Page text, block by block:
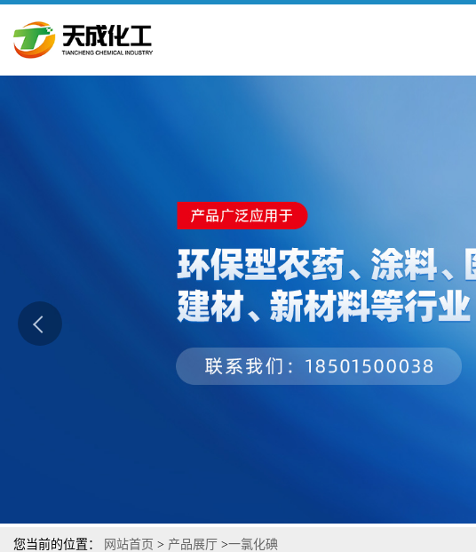
您当前的位置： 网站首页 > 产品展厅 >一氯化碘